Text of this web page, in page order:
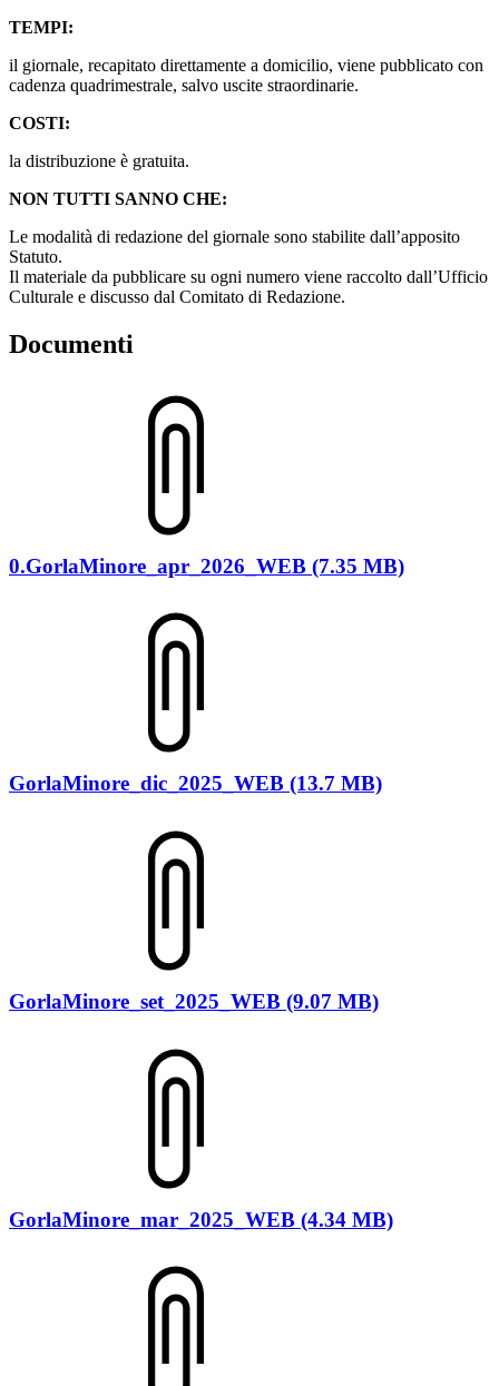
TEMPI:
il giornale, recapitato direttamente a domicilio, viene pubblicato con
cadenza quadrimestrale, salvo uscite straordinarie.
COSTI:
la distribuzione è gratuita.
NON TUTTI SANNO CHE:
Le modalità di redazione del giornale sono stabilite dall’apposito
Statuto.
Il materiale da pubblicare su ogni numero viene raccolto dall’Ufficio
Culturale e discusso dal Comitato di Redazione.
Documenti
0.GorlaMinore_apr_2026_WEB (7.35 MB)
GorlaMinore_dic_2025_WEB (13.7 MB)
GorlaMinore_set_2025_WEB (9.07 MB)
GorlaMinore_mar_2025_WEB (4.34 MB)